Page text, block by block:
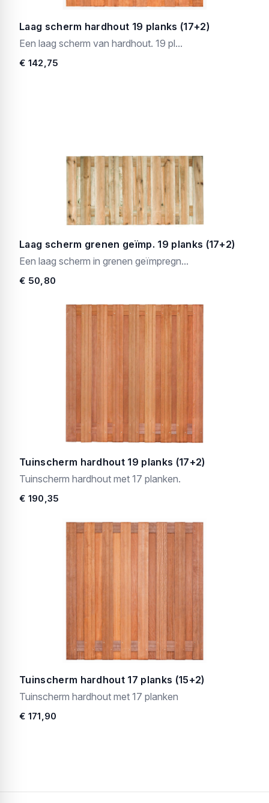
Laag scherm hardhout 19 planks (17+2)
Een laag scherm van hardhout. 19 pl...
€ 142,75
Laag scherm grenen geïmp. 19 planks (17+2)
Een laag scherm in grenen geïmpregn...
€ 50,80
Tuinscherm hardhout 19 planks (17+2)
Tuinscherm hardhout met 17 planken.
€ 190,35
Tuinscherm hardhout 17 planks (15+2)
Tuinscherm hardhout met 17 planken
€ 171,90